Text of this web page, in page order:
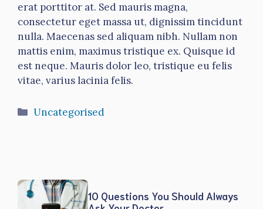
erat porttitor at. Sed mauris magna,
consectetur eget massa ut, dignissim tincidunt
nulla. Maecenas sed aliquam nibh. Nullam non
mattis enim, maximus tristique ex. Quisque id
est neque. Mauris dolor leo, tristique eu felis
vitae, varius lacinia felis.
Categories
Uncategorised
10 Questions You Should Always